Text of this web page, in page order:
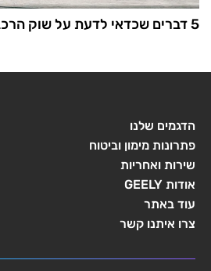
5 דברים שכדאי לדעת על שוק הרכב החשמלי בישראל
הדגמים שלנו
פתרונות מימון וביטוח
שירות ואחריות
אודות GEELY
עוד באתר
צרו איתנו קשר